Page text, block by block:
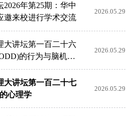
2026年第25期：华中
邀来校进行学术交流
2026.05.29
大讲坛第一百二十六
的行为与脑机制
2026.05.29
大讲坛第一百二十七
心理学
2026.05.29